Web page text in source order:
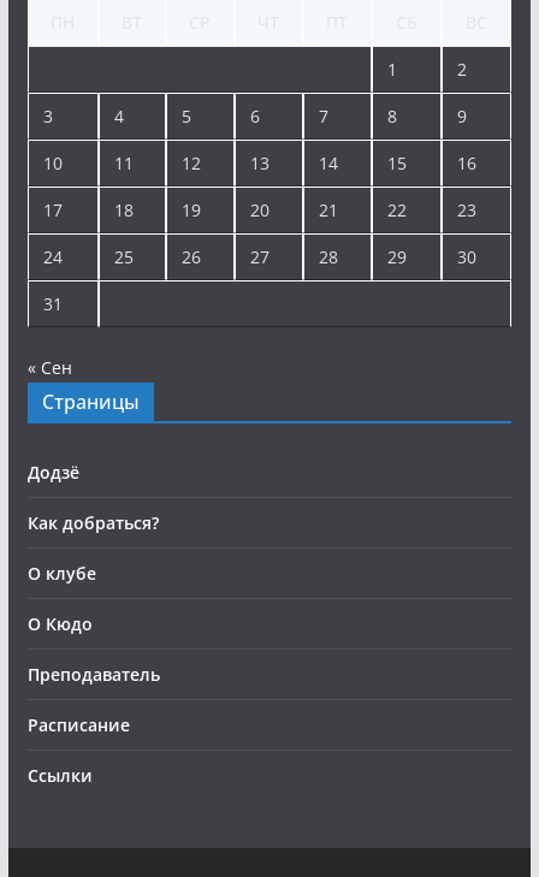
1 2
3 4 5 6 7 8 9
10 11 12 13 14 15 16
17 18 19 20 21 22 23
24 25 26 27 28 29 30
31
« Сен
Страницы
Додзё
Как добраться?
О клубе
О Кюдо
Преподаватель
Расписание
Ссылки